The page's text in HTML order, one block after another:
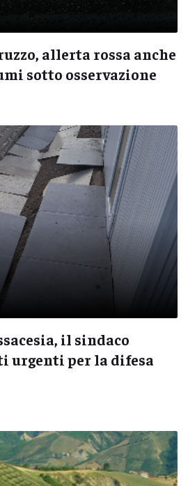
allerta rossa anche
sotto osservazione
il sindaco
urgenti per la difesa